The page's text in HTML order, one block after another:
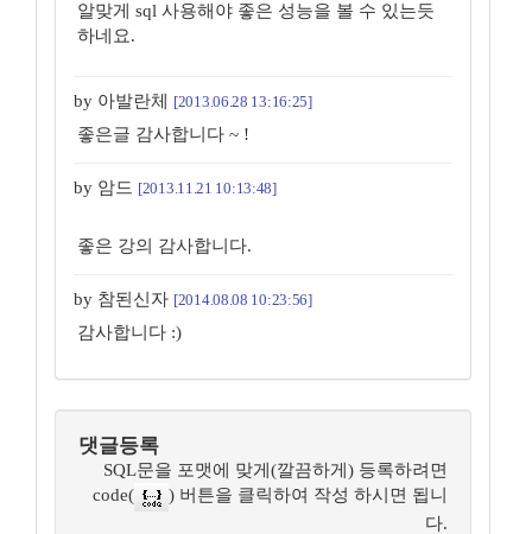
알맞게 sql 사용해야 좋은 성능을 볼 수 있는듯
하네요.
by 아발란체 [2013.06.28 13:16:25]
좋은글 감사합니다 ~ !
by 암드 [2013.11.21 10:13:48]
좋은 강의 감사합니다.
by 참된신자 [2014.08.08 10:23:56]
감사합니다 :)
댓글등록
SQL문을 포맷에 맞게(깔끔하게) 등록하려면
code(
) 버튼을 클릭하여 작성 하시면 됩니
다.